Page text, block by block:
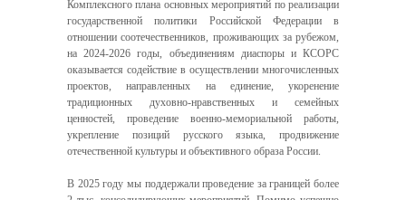
Комплексного плана основных мероприятий по реализации
государственной политики Российской Федерации в
отношении соотечественников, проживающих за рубежом,
на 2024-2026 годы, объединениям диаспоры и КСОРС
оказывается содействие в осуществлении многочисленных
проектов, направленных на единение, укоренение
традиционных духовно-нравственных и семейных
ценностей, проведение военно-мемориальной работы,
укрепление позиций русского языка, продвижение
отечественной культуры и объективного образа России.
В 2025 году мы поддержали проведение за границей более